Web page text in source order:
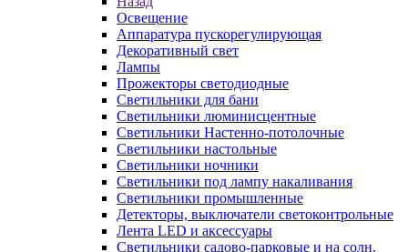
Освещение
Аппаратура пускорегулирующая
Декоративный свет
Лампы
Прожекторы светодиодные
Светильники для бани
Светильники люминисцентные
Светильники Настенно-потолочные
Светильники настольные
Светильники ночники
Светильники под лампу накаливания
Светильники промышленные
Детекторы, выключатели светоконтрольные
Лента LED и аксессуары
Светильники садово-парковые и на солн.